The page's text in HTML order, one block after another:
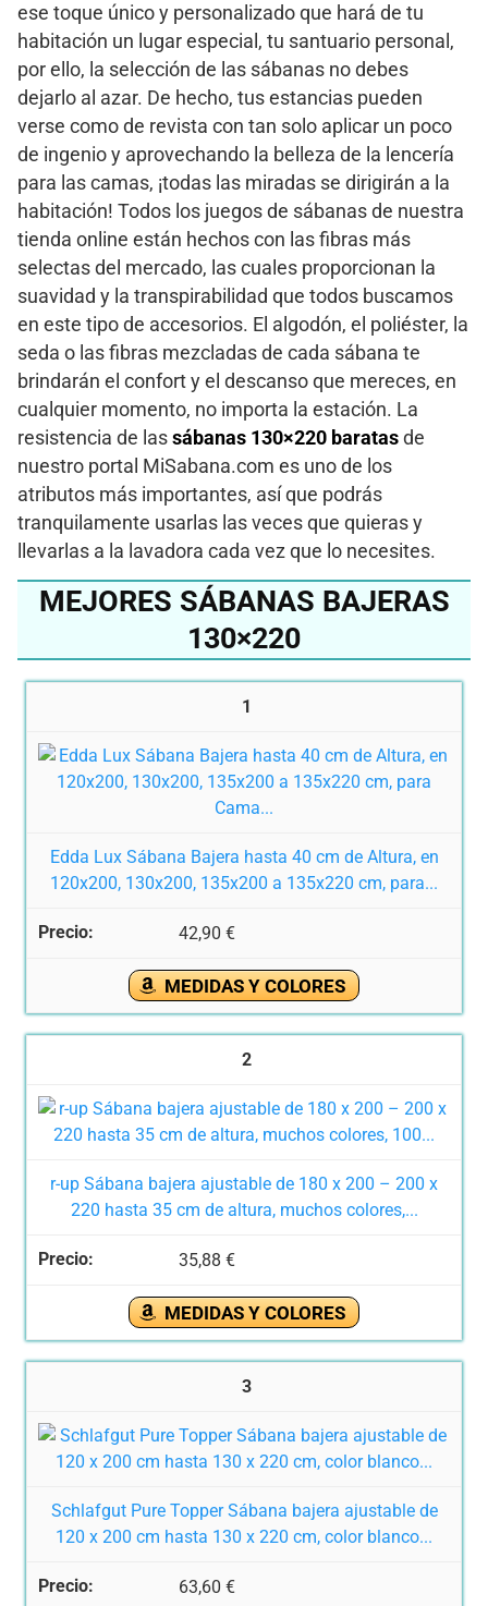
ese toque único y personalizado que hará de tu
habitación un lugar especial, tu santuario personal,
por ello, la selección de las sábanas no debes
dejarlo al azar. De hecho, tus estancias pueden
verse como de revista con tan solo aplicar un poco
de ingenio y aprovechando la belleza de la lencería
para las camas, ¡todas las miradas se dirigirán a la
habitación! Todos los juegos de sábanas de nuestra
tienda online están hechos con las fibras más
selectas del mercado, las cuales proporcionan la
suavidad y la transpirabilidad que todos buscamos
en este tipo de accesorios. El algodón, el poliéster, la
seda o las fibras mezcladas de cada sábana te
brindarán el confort y el descanso que mereces, en
cualquier momento, no importa la estación. La
resistencia de las sábanas 130×220 baratas de
nuestro portal MiSabana.com es uno de los
atributos más importantes, así que podrás
tranquilamente usarlas las veces que quieras y
llevarlas a la lavadora cada vez que lo necesites.
MEJORES SÁBANAS BAJERAS
130×220
1
Edda Lux Sábana Bajera hasta 40 cm de Altura, en
120x200, 130x200, 135x200 a 135x220 cm, para...
42,90 €
MEDIDAS Y COLORES
2
r-up Sábana bajera ajustable de 180 x 200 – 200 x
220 hasta 35 cm de altura, muchos colores,...
35,88 €
MEDIDAS Y COLORES
3
Schlafgut Pure Topper Sábana bajera ajustable de
120 x 200 cm hasta 130 x 220 cm, color blanco...
63,60 €